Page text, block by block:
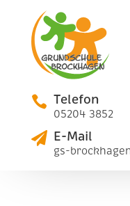
 Telefon
05204 3852
 E-Mail
gs-